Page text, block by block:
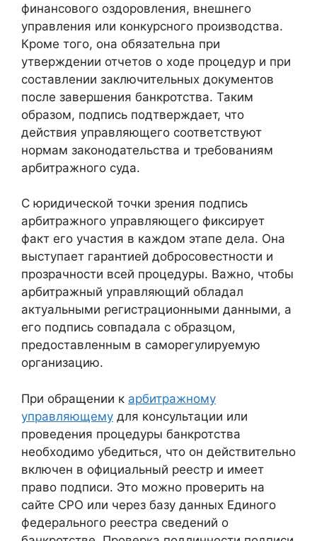
финансового оздоровления, внешнего
управления или конкурсного производства.
Кроме того, она обязательна при
утверждении отчетов о ходе процедур и при
составлении заключительных документов
после завершения банкротства. Таким
образом, подпись подтверждает, что
действия управляющего соответствуют
нормам законодательства и требованиям
арбитражного суда.
С юридической точки зрения подпись
арбитражного управляющего фиксирует
факт его участия в каждом этапе дела. Она
выступает гарантией добросовестности и
прозрачности всей процедуры. Важно, чтобы
арбитражный управляющий обладал
актуальными регистрационными данными, а
его подпись совпадала с образцом,
предоставленным в саморегулируемую
организацию.
При обращении к арбитражному
управляющему для консультации или
проведения процедуры банкротства
необходимо убедиться, что он действительно
включен в официальный реестр и имеет
право подписи. Это можно проверить на
сайте СРО или через базу данных Единого
федерального реестра сведений о